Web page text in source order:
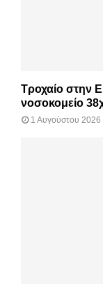
Τροχαίο στην
νοσοκομείο
1 Αυγούστου 2026